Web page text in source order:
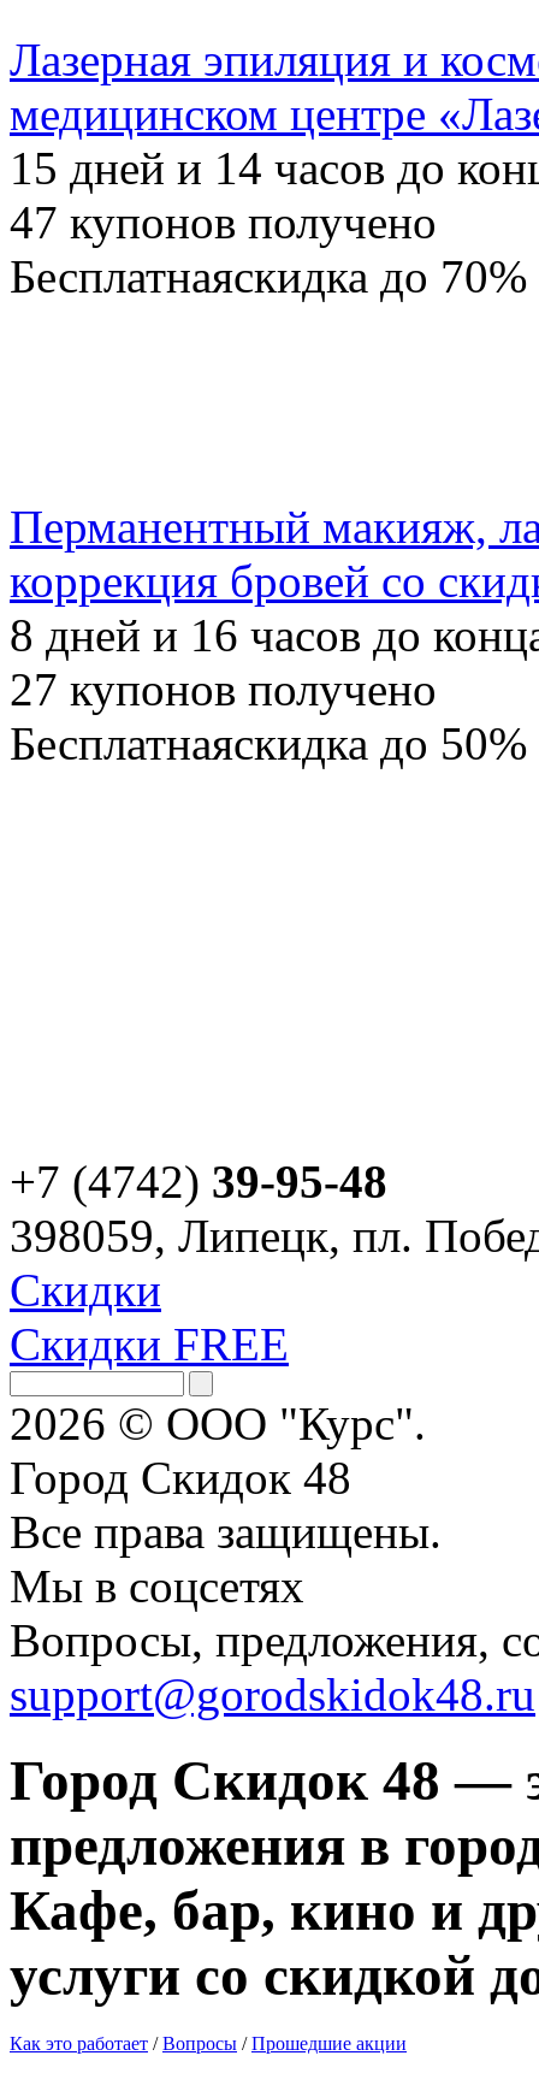
Лазерная эпиляция и
медицинском центре
15 дней и 14 часов до
47 купонов получено
Бесплатнаяскидка до 70%
Перманентный макияж,
коррекция бровей со
8 дней и 16 часов до
27 купонов получено
Бесплатнаяскидка до 50%
+7 (4742) 39-95-48
398059, Липецк, пл.
Скидки
Скидки FREE
2026 © ООО "Курс".
Город Скидок 48
Все права защищены.
Мы в соцсетях
Вопросы, предложения,
support@gorodskidok48.ru
Город Скидок 48 —
предложения в
Кафе, бар, кино и
услуги со скидкой
Как это работает / Вопросы / Прошедшие акции